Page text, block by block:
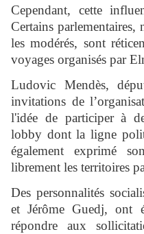
Cependant, cette
Certains parlementaires,
les modérés, sont
voyages organisés par
Ludovic Mendès,
invitations de
l'idée de participer à
lobby dont la ligne
également exprimé
librement les territoires
Des personnalités
et Jérôme Guedj, ont
répondre aux